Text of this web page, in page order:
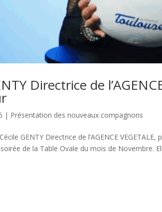
Directrice de
| Présentation des nouveaux compagnons
GENTY Directrice de l’AGENCE
de la Table Ovale du mois de Novembre.